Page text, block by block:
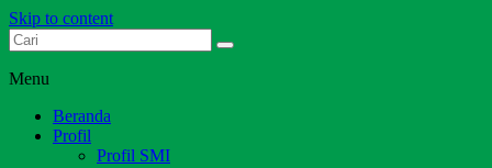
Skip to content
Dari Jambi untuk Indonesia
Menu
Beranda
Profil
Profil SMI